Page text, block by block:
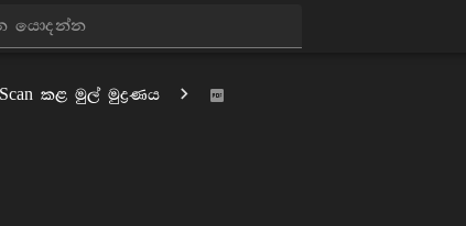
Scan කළ මුල් මුද්‍රණය